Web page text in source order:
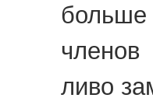
ли­во